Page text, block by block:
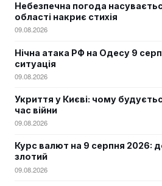
Небезпечна погода
області накриє стихія
09.08.2026
Нічна атака РФ на Одесу 9
ситуація
09.08.2026
Укриття у Києві: чому
час війни
09.08.2026
Курс валют на 9 серпня 2026:
злотий
09.08.2026